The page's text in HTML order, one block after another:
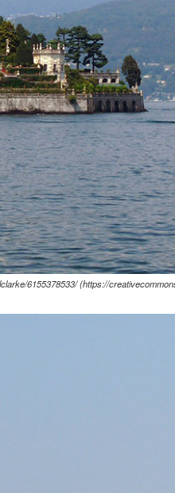
6155378533/ (https://